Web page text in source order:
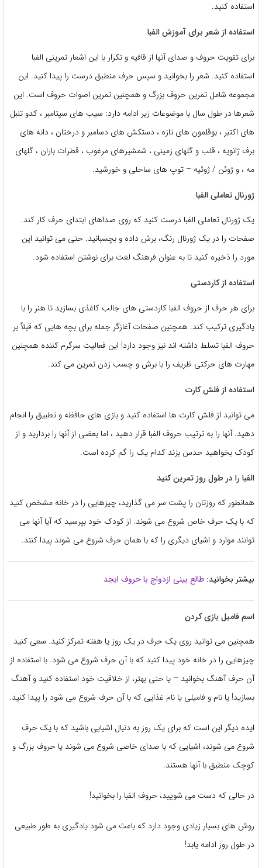
استفاده کنید.
استفاده از شعر برای آموزش الفبا
برای تقویت حروف و صدای آنها از قافیه و تکرار با این اشعار تمرینی الفبا
استفاده کنید. شعر را بخوانید و سپس حرف منطبق درست را پیدا کنید. این
مجموعه شامل تمرین حروف بزرگ و همچنین تمرین اصوات حروف است. این
شعرها در طول سال با موضوعات زیر ادامه دارد: سیب های سپتامبر ، کدو تنبل
های اکتبر ، بوقلمون های تازه ، دستکش های دسامبر و درختان ، دانه های
برف ژانویه ، قلب و گلهای زمینی ، شمشیرهای مرغوب ، قطرات باران ، گلهای
مه ، و ژوئن / ژوئیه – توپ های ساحلی و خورشید.
ژورنال تعاملی الفبا
یک ژورنال تعاملی الفبا درست کنید که روی صداهای ابتدای حرف کار کند.
صفحات را در یک ژورنال رنگ، برش داده و بچسبانید. حتی می توانید این
مورد را ذخیره کنید تا به عنوان فرهنگ لغت برای نوشتن استفاده شود.
استفاده از کاردستی
برای هر حرف از حروف الفبا کاردستی های جالب کاغذی بسازید تا هنر را با
یادگیری ترکیب کند. همچنین صفحات آغازگر جمله برای بچه هایی که قبلاً بر
حروف الفبا تسلط داشته اند نیز وجود دارد! این فعالیت سرگرم کننده همچنین
مهارت های حرکتی ظریف را با برش و چسب زدن تمرین می کند.
استفاده از فلش کارت
می توانید از فلش کارت ها استفاده کنید و بازی های حافظه و تطبیق را انجام
دهید. آنها را به ترتیب حروف الفبا قرار دهید ، اما بعضی از آنها را بردارید و از
کودک بخواهید حدس بزند کدام یک را گم کرده است.
الفبا را در طول روز تمرین کنید
همانطور که روزتان را پشت سر می گذارید، چیزهایی را در خانه مشخص کنید
که با یک حرف خاص شروع می شوند. از کودک خود بپرسید که آیا آنها می
توانند موارد و اشیای دیگری را که با همان حرف شروع می شوند پیدا کنند.
بیشتر بخوانید: طالع بینی ازدواج با حروف ابجد
اسم فامیل بازی کردن
همچنین می توانید روی یک حرف در یک روز یا هفته تمرکز کنید. سعی کنید
چیزهایی را در خانه خود پیدا کنید که با آن حرف شروع می شود. با استفاده از
آن حرف آهنگ بخوانید – یا حتی بهتر، از خلاقیت خود استفاده کنید و آهنگ
بسازید! یا نام و فامیلی یا نام غذایی که با آن حرف شروع می شود را پیدا کنید.
ایده دیگر این است که برای یک روز به دنبال اشیایی باشید که با یک حرف
شروع می شوند، اشیایی که با صدای خاصی شروع می شوند یا حروف بزرگ و
کوچک منطبق با آنها هستند.
در حالی که دست می شویید، حروف الفبا را بخوانید!
روش های بسیار زیادی وجود دارد که باعث می شود یادگیری به طور طبیعی
در طول روز ادامه یابد!